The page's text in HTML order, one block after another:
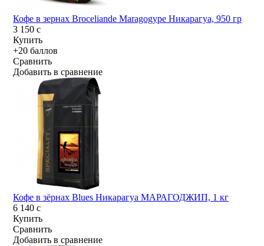
Кофе в зернах Broceliande Maragogype Никарагуа, 950 гр
3 150c
Купить
+20 баллов
Сравнить
Добавить в сравнение
Кофе в зёрнах Blues Никарагуа МАРАГОДЖИП, 1 кг
6 140c
Купить
Сравнить
Добавить в сравнение